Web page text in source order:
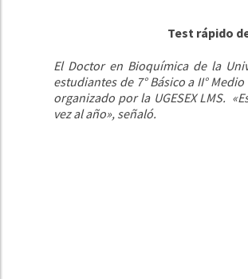
Test rápido
El Doctor en Bioquímica de la
estudiantes de 7° Básico a II°
organizado por la UGESEX LMS.
vez al año», señaló.